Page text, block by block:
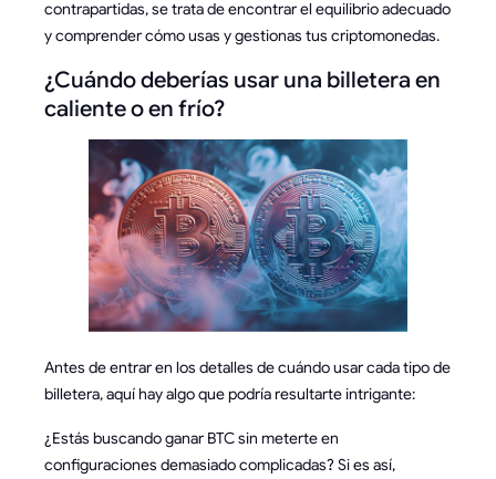
contrapartidas, se trata de encontrar el equilibrio adecuado
y comprender cómo usas y gestionas tus criptomonedas.
¿Cuándo deberías usar una billetera en
caliente o en frío?
Antes de entrar en los detalles de cuándo usar cada tipo de
billetera, aquí hay algo que podría resultarte intrigante:
¿Estás buscando ganar BTC sin meterte en
configuraciones demasiado complicadas? Si es así,